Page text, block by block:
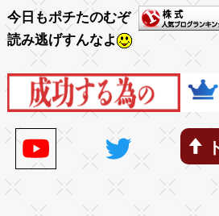
今日もポチたのむぞ
読み逃げすんなよ